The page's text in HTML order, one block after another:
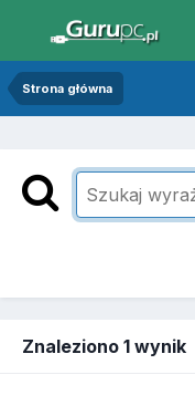
Strona główna
Znaleziono 1 wynik